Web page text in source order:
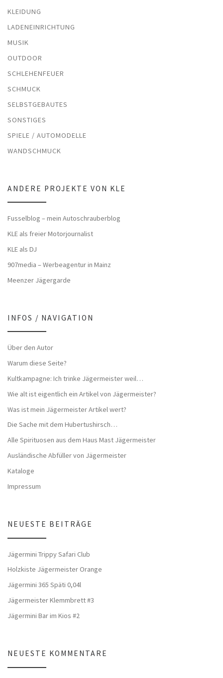
KLEIDUNG
LADENEINRICHTUNG
MUSIK
OUTDOOR
SCHLEHENFEUER
SCHMUCK
SELBSTGEBAUTES
SONSTIGES
SPIELE / AUTOMODELLE
WANDSCHMUCK
ANDERE PROJEKTE VON KLE
Fusselblog – mein Autoschrauberblog
KLE als freier Motorjournalist
KLE als DJ
907media – Werbeagentur in Mainz
Meenzer Jägergarde
INFOS / NAVIGATION
Über den Autor
Warum diese Seite?
Kultkampagne: Ich trinke Jägermeister weil…
Wie alt ist eigentlich ein Artikel von Jägermeister?
Was ist mein Jägermeister Artikel wert?
Die Sache mit dem Hubertushirsch…
Alle Spirituosen aus dem Haus Mast Jägermeister
Ausländische Abfüller von Jägermeister
Kataloge
Impressum
NEUESTE BEITRÄGE
Jägermini Trippy Safari Club
Holzkiste Jägermeister Orange
Jägermini 365 Späti 0,04l
Jägermeister Klemmbrett #3
Jägermini Bar im Kios #2
NEUESTE KOMMENTARE